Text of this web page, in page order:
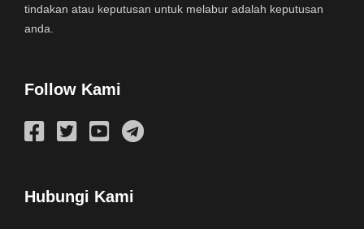
tindakan atau keputusan untuk melabur adalah keputusan
anda.
Follow Kami
Hubungi Kami